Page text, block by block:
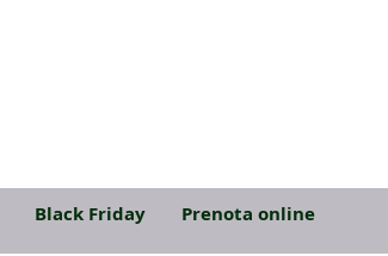
Black Friday Prenota online